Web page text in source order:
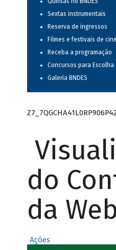
Sextas instrumentais
Reserva de ingressos
Filmes e festivais de
Receba a programação
Concursos para
Galeria BNDES
do
da
Ações